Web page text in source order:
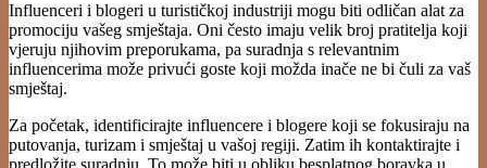
Influenceri i blogeri u turističkoj industriji mogu biti odličan alat za
promociju vašeg smještaja. Oni često imaju velik broj pratitelja koji
vjeruju njihovim preporukama, pa suradnja s relevantnim
influencerima može privući goste koji možda inače ne bi čuli za vaš
smještaj.
Za početak, identificirajte influencere i blogere koji se fokusiraju na
putovanja, turizam i smještaj u vašoj regiji. Zatim ih kontaktirajte i